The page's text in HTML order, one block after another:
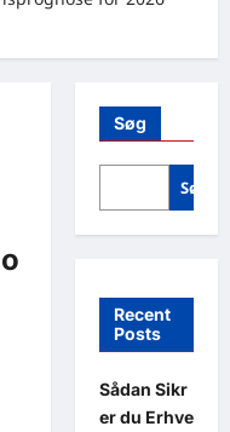
Søg
Søg
Recent
Posts
Sådan Sikr
er du Erhve